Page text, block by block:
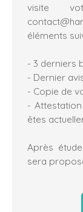
visite
éléments
- 3 derniers
- Dernier
- Copie de
-
êtes
Après
sera